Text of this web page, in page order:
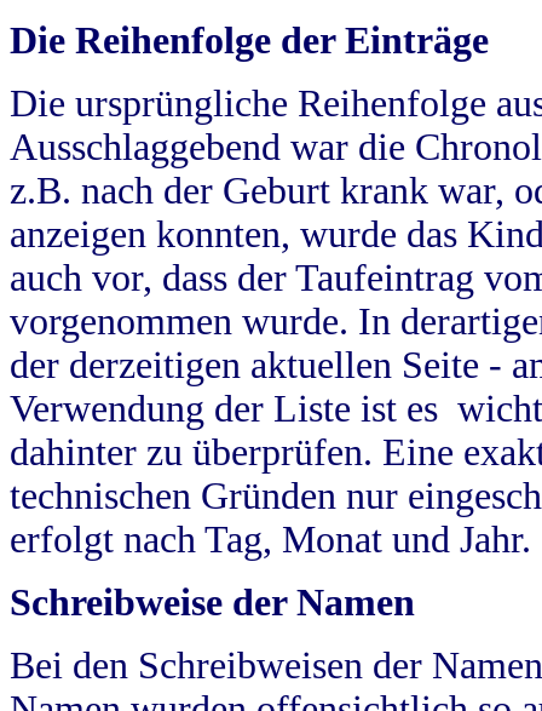
Die Reihenfolge der Einträge
Die ursprüngliche Reihenfolge
Ausschlaggebend war die
z.B. nach der Geburt krank war,
anzeigen konnten, wurde das
auch vor, dass der Taufeintrag
vorgenommen wurde. In
der derzeitigen aktuellen Seite -
Verwendung der Liste ist es
dahinter zu überprüfen. Eine
technischen Gründen nur
erfolgt nach Tag, Monat und Jahr.
Schreibweise der Namen
Bei den Schreibweisen der